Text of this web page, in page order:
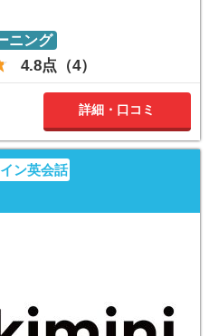
ニング
4.8点（4）
詳細・口コミ
ン英会話